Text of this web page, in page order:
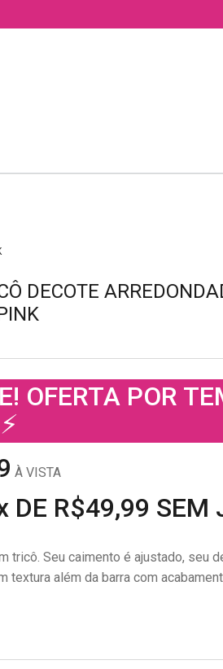
DECOTE
OFERTA POR
À VISTA
DE R$49,99 SEM
tricô. Seu caimento é ajustado, seu
textura além da barra com